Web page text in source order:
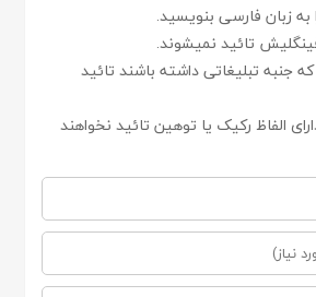
به زبان فارسی بنویسید.
تائید نمیشوند.
جنبه تبلیغاتی داشته باشند تائید
الفاظ رکیک یا توهین تائید نخواهند